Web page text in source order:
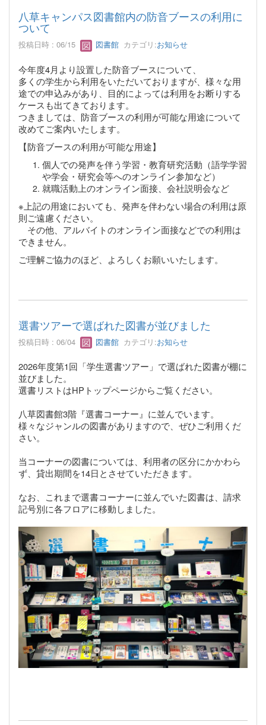
八草キャンパス図書館内の防音ブースの利用に
ついて
投稿日時 : 06/15 図書館 カテゴリ:お知らせ
今年度4月より設置した防音ブースについて、
多くの学生から利用をいただいておりますが、様々な用
途での申込みがあり、目的によっては利用をお断りする
ケースも出てきております。
つきましては、防音ブースの利用が可能な用途について
改めてご案内いたします。
【防音ブースの利用が可能な用途】
個人での発声を伴う学習・教育研究活動（語学学習
や学会・研究会等へのオンライン参加など）
就職活動上のオンライン面接、会社説明会など
※上記の用途においても、発声を伴わない場合の利用は原
則ご遠慮ください。
その他、アルバイトのオンライン面接などでの利用は
できません。
ご理解ご協力のほど、よろしくお願いいたします。
選書ツアーで選ばれた図書が並びました
投稿日時 : 06/04 図書館 カテゴリ:お知らせ
2026年度第1回「学生選書ツアー」で選ばれた図書が棚に
並びました。
選書リストはHPトップページからご覧ください。
八草図書館3階『選書コーナー』 に並んでいます。
様々なジャンルの図書がありますので、ぜひご利用くだ
さい。
当コーナーの図書については、利用者の区分にかかわら
ず、貸出期間を14日とさせていただきます。
なお、これまで選書コーナーに並んでいた図書は、請求
記号別に各フロアに移動しました。